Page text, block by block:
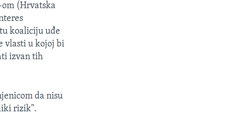
om (Hrvatska
koaliciju uđe
vlasti u kojoj bi
izvan tih
da nisu
rizik".